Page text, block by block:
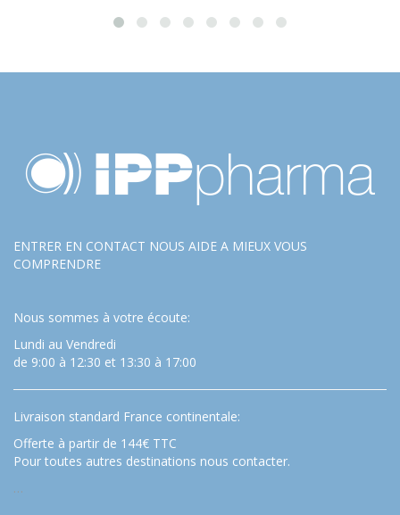
ENTRER EN CONTACT NOUS AIDE A MIEUX VOUS
COMPRENDRE
Nous sommes à votre écoute:
Lundi au Vendredi
de 9:00 à 12:30 et 13:30 à 17:00
Livraison standard France continentale:
Offerte à partir de 144€ TTC
Pour toutes autres destinations nous contacter.
…